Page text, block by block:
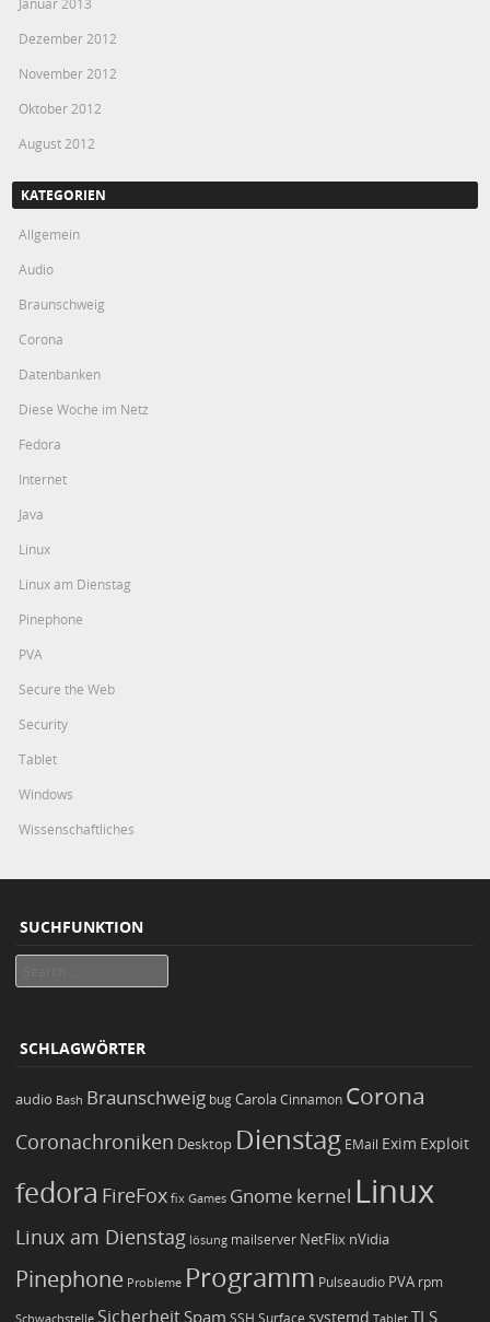
Januar 2013
Dezember 2012
November 2012
Oktober 2012
August 2012
KATEGORIEN
Allgemein
Audio
Braunschweig
Corona
Datenbanken
Diese Woche im Netz
Fedora
Internet
Java
Linux
Linux am Dienstag
Pinephone
PVA
Secure the Web
Security
Tablet
Windows
Wissenschaftliches
SUCHFUNKTION
SCHLAGWÖRTER
audio Bash Braunschweig bugCarola Cinnamon Corona
Coronachroniken Desktop Dienstag EMail Exim Exploit
fedora FireFox fix Games Gnome kernel Linux
Linux am Dienstag lösung mailserver NetFlix nVidia
Pinephone Probleme Programm Pulseaudio PVA rpm
Schwachstelle Sicherheit Spam SSH Surface systemd Tablet TLS